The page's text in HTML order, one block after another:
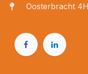
Oosterbracht